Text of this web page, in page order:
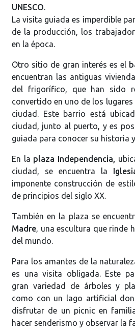
UNESCO.
La visita guiada es imperdible
de la producción, los
en la época.
Otro sitio de gran interés es el
encuentran las antiguas
del frigorífico, que han sido
convertido en uno de los
ciudad. Este barrio está
ciudad, junto al puerto, y es
guiada para conocer su historia
En la plaza Independencia,
ciudad, se encuentra la
imponente construcción de
de principios del siglo XX.
También en la plaza se
Madre, una escultura que rinde
del mundo.
Para los amantes de la
es una visita obligada. Este
gran variedad de árboles y
como con un lago artificial
disfrutar de un picnic en
hacer senderismo y observar la